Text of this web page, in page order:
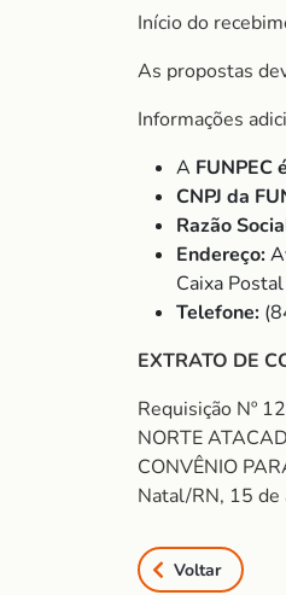
Início do
As propostas
Informações
A FUNPEC
CNPJ da
Razão
Endereço:
Caixa
Telefone:
EXTRATO DE
Requisição Nº
NORTE
CONVÊNIO
Natal/RN, 15
Voltar